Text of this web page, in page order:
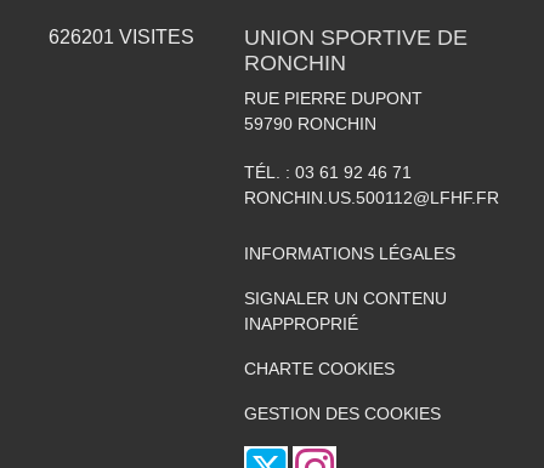
626201 VISITES
UNION SPORTIVE DE
RONCHIN
RUE PIERRE DUPONT
59790 RONCHIN
TÉL. : 03 61 92 46 71
RONCHIN.US.500112@LFHF.FR
INFORMATIONS LÉGALES
SIGNALER UN CONTENU
INAPPROPRIÉ
CHARTE COOKIES
GESTION DES COOKIES